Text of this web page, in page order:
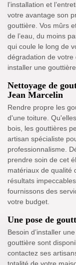
l’installation et
votre avantage son
gouttière. Vos mûrs
de l’eau, du moins
qui coule le long de
dégradation de votre
installer une
Nettoyage de
Jean Marcelin
Rendre propre les
d'une toiture.
bois, les gouttières
artisan spécialiste
professionnalisme.
prendre soin de cet
matériaux de qualité
résultats
fournissons des
votre budget.
Une pose de
Besoin d’installer
gouttière sont
contactez ses